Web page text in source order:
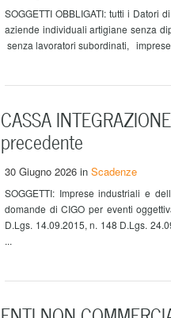
SOGGETTI OBBLIGATI: tutti i
aziende individuali artigiane senza
senza lavoratori subordinati,
CASSA
precedente
30 Giugno 2026 in Scadenze
SOGGETTI: Imprese industriali e
domande di CIGO per eventi
D.Lgs. 14.09.2015, n. 148 D.Lgs.
...